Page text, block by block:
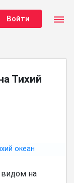
Войти dehaze
Тихий
на